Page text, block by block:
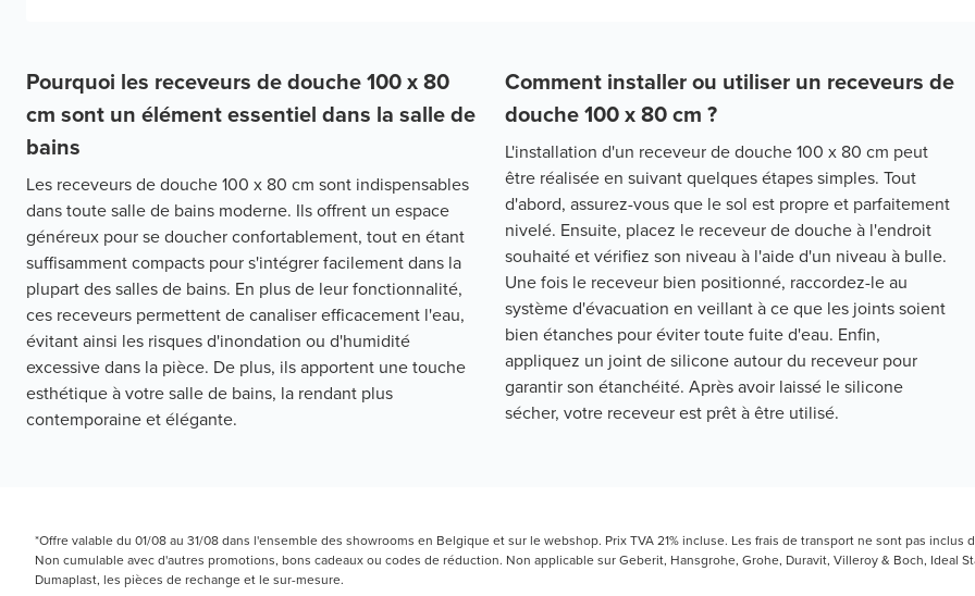
Pourquoi les receveurs de douche 100 x 80
cm sont un élément essentiel dans la salle de
bains
Les receveurs de douche 100 x 80 cm sont indispensables
dans toute salle de bains moderne. Ils offrent un espace
généreux pour se doucher confortablement, tout en étant
suffisamment compacts pour s'intégrer facilement dans la
plupart des salles de bains. En plus de leur fonctionnalité,
ces receveurs permettent de canaliser efficacement l'eau,
évitant ainsi les risques d'inondation ou d'humidité
excessive dans la pièce. De plus, ils apportent une touche
esthétique à votre salle de bains, la rendant plus
contemporaine et élégante.
Comment installer ou utiliser un receveurs de
douche 100 x 80 cm ?
L'installation d'un receveur de douche 100 x 80 cm peut
être réalisée en suivant quelques étapes simples. Tout
d'abord, assurez-vous que le sol est propre et parfaitement
nivelé. Ensuite, placez le receveur de douche à l'endroit
souhaité et vérifiez son niveau à l'aide d'un niveau à bulle.
Une fois le receveur bien positionné, raccordez-le au
système d'évacuation en veillant à ce que les joints soient
bien étanches pour éviter toute fuite d'eau. Enfin,
appliquez un joint de silicone autour du receveur pour
garantir son étanchéité. Après avoir laissé le silicone
sécher, votre receveur est prêt à être utilisé.
*Offre valable du 01/08 au 31/08 dans l'ensemble des showrooms en Belgique et sur le webshop. Prix TVA 21% incluse. Les frais de transport ne sont pas
Non cumulable avec d'autres promotions, bons cadeaux ou codes de réduction. Non applicable sur Geberit, Hansgrohe, Grohe, Duravit, Villeroy & Boch, Ideal
Dumaplast, les pièces de rechange et le sur-mesure.